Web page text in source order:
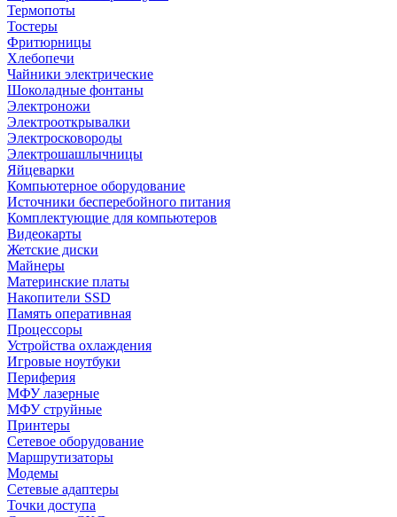
Термопоты
Тостеры
Фритюрницы
Хлебопечи
Чайники электрические
Шоколадные фонтаны
Электроножи
Электрооткрывалки
Электросковороды
Электрошашлычницы
Яйцеварки
Компьютерное оборудование
Источники бесперебойного питания
Комплектующие для компьютеров
Видеокарты
Жетские диски
Майнеры
Материнские платы
Накопители SSD
Память оперативная
Процессоры
Устройства охлаждения
Игровые ноутбуки
Периферия
МФУ лазерные
МФУ струйные
Принтеры
Сетевое оборудование
Маршрутизаторы
Модемы
Сетевые адаптеры
Точки доступа